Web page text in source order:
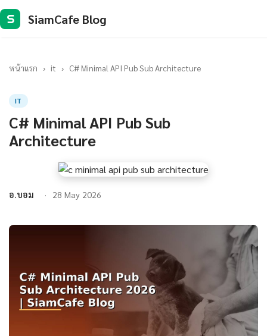
S SiamCafe Blog
หน้าแรก › it › C# Minimal API Pub Sub Architecture
IT
C# Minimal API Pub Sub
Architecture
อ.บอม 28 May 2026